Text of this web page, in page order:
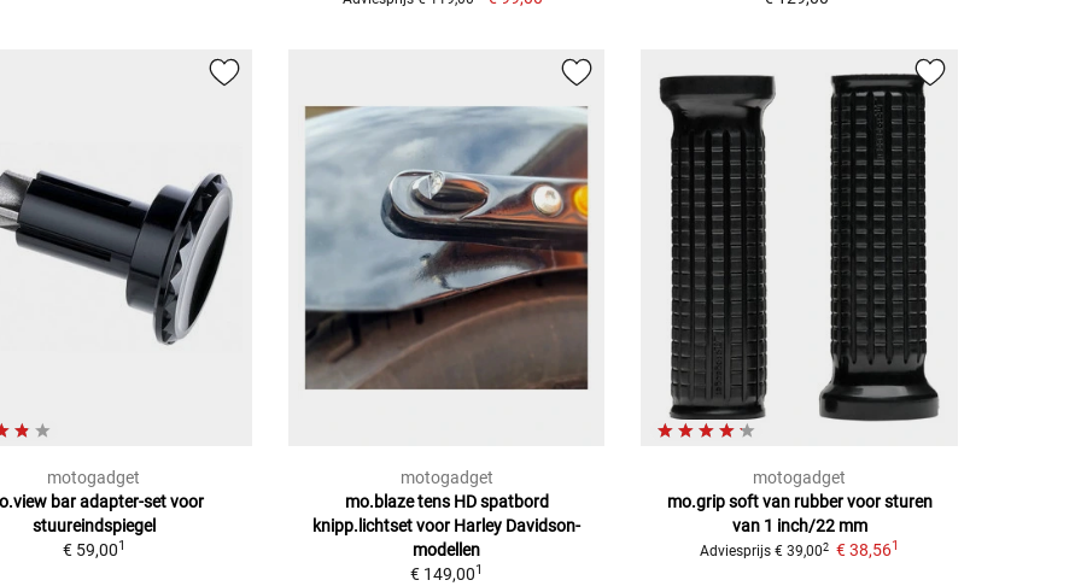
motogadget
bar adapter-set voor
stuureindspiegel
€ 59,001
motogadget
mo.blaze tens HD spatbord
knipp.lichtset voor Harley Davidson-
modellen
€ 149,001
motogadget
mo.grip soft van rubber voor sturen
van 1 inch/22 mm
Adviesprijs € 39,002 € 38,561